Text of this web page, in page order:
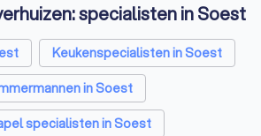
specialisten in Soest
Keukenspecialisten in Soest
in Soest
specialisten in Soest